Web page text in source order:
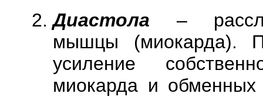
Диастола –
мышцы (миокарда).
усиление
миокарда и